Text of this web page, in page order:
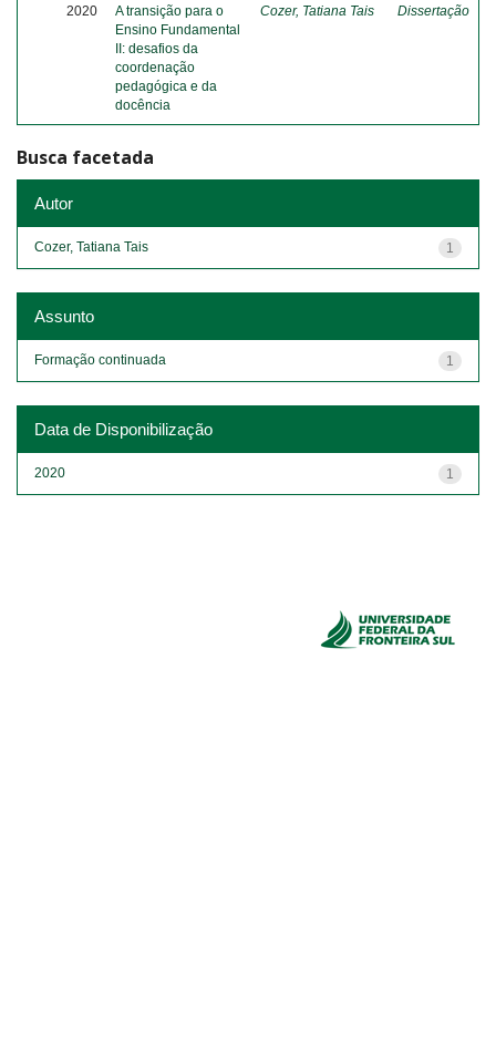
2020
A transição para o
Ensino Fundamental
II: desafios da
coordenação
pedagógica e da
docência
Cozer, Tatiana Tais Dissertação
Busca facetada
Autor
1
Cozer, Tatiana Tais
Assunto
1
Formação continuada
Data de Disponibilização
1
2020